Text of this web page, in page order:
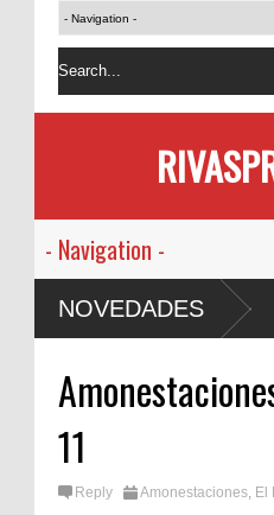
NOVEDADES
11
Reply Amonestaciones, El